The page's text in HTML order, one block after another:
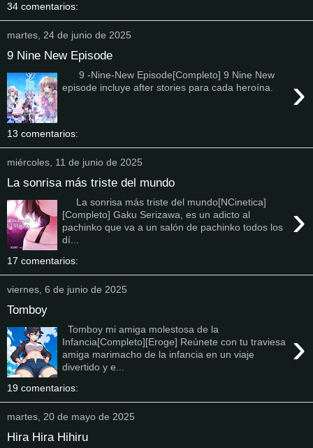
34 comentarios:
martes, 24 de junio de 2025
9 Nine New Episode
›
9 -Nine-New Episode[Completo] 9 Nine New
episode incluye after stories para cada heroína.
13 comentarios:
miércoles, 11 de junio de 2025
La sonrisa más triste del mundo
›
La sonrisa más triste del mundo[NCinetica]
[Completo] Gaku Serizawa, es un adicto al
pachinko que va a un salón de pachinko todos los
dí...
17 comentarios:
viernes, 6 de junio de 2025
Tomboy
›
Tomboy mi amiga molestosa de la
Infancia[Completo][Eroge] Reúnete con tu traviesa
amiga marimacho de la infancia en un viaje
divertido y e...
19 comentarios:
martes, 20 de mayo de 2025
Hira Hira Hihiru